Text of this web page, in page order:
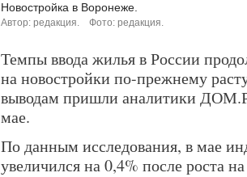
Новостройка в Воронеже.
Автор: редакция. Фото: редакция.
Темпы ввода жилья в России
на новостройки по-прежнему
выводам пришли аналитики
мае.
По данным исследования, в мае
увеличился на 0,4% после роста